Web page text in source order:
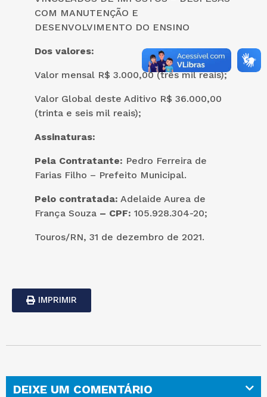
COM MANUTENÇÃO E
DESENVOLVIMENTO DO ENSINO
Dos valores:
Valor mensal R$ 3.000,00 (três mil reais);
Valor Global deste Aditivo R$ 36.000,00
(trinta e seis mil reais);
Assinaturas:
Pela Contratante: Pedro Ferreira de
Farias Filho – Prefeito Municipal.
Pelo contratada: Adelaide Aurea de
França Souza – CPF: 105.928.304-20;
Touros/RN, 31 de dezembro de 2021.
IMPRIMIR
DEIXE UM COMENTÁRIO